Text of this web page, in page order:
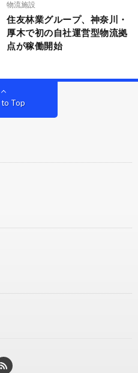
物流施設
住友林業グループ、神奈川・
厚木で初の自社運営型物流拠
点が稼働開始
to Top